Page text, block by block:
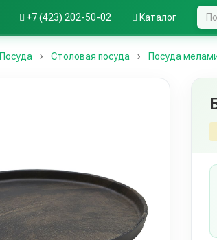
+7 (423) 202-50-02 Каталог
Посуда Столовая посуда Посуда